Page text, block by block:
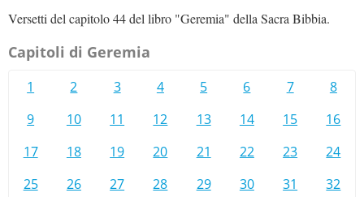
Versetti del capitolo 44 del libro "Geremia" della Sacra Bibbia.
Capitoli di Geremia
1 2 3 4 5 6 7
8
9
10 11 12 13 14 15
16
17
18 19 20 21 22 23
24
25
26 27 28 29 30 31
32